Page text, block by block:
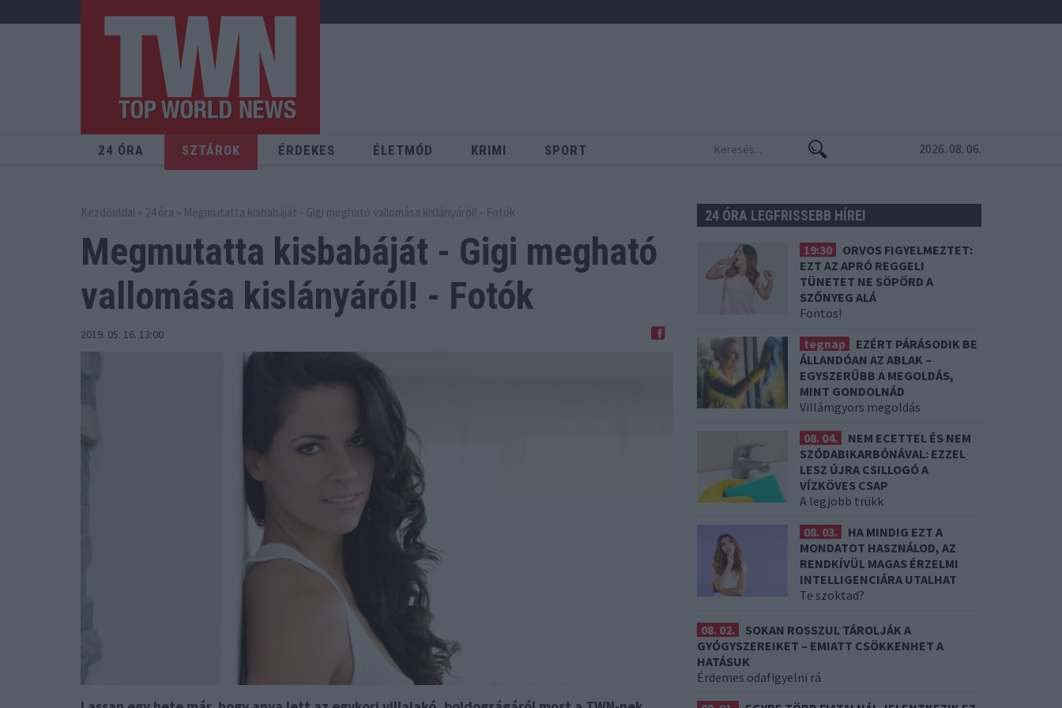
24 ÓRA SZTÁROK ÉRDEKES ÉLETMÓD KRIMI SPORT 2026. 08. 06.
Kezdőoldal » 24 óra » Megmutatta kisbabáját - Gigi megható vallomása kislányáról! - Fotók
Megmutatta kisbabáját - Gigi megható
vallomása kislányáról! - Fotók
2019. 05. 16. 13:00
24 ÓRA LEGFRISSEBB HÍREI
19:30
ORVOS FIGYELMEZTET:
EZT AZ APRÓ REGGELI
TÜNETET NE SÖPÖRD A
SZŐNYEG ALÁ
Fontos!
tegnap
EZÉRT PÁRÁSODIK BE
ÁLLANDÓAN AZ ABLAK –
EGYSZERŰBB A MEGOLDÁS,
MINT GONDOLNÁD
Villámgyors megoldás
08. 04.
NEM ECETTEL ÉS NEM
SZÓDABIKARBÓNÁVAL: EZZEL
LESZ ÚJRA CSILLOGÓ A
VÍZKÖVES CSAP
A legjobb trükk
08. 03.
HA MINDIG EZT A
MONDATOT HASZNÁLOD, AZ
RENDKÍVÜL MAGAS ÉRZELMI
INTELLIGENCIÁRA UTALHAT
Te szoktad?
08. 02.
SOKAN ROSSZUL TÁROLJÁK A
GYÓGYSZEREIKET – EMIATT CSÖKKENHET A
HATÁSUK
Érdemes odafigyelni rá